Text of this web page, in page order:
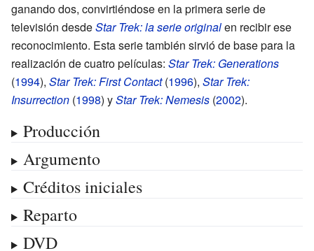
ganando dos, convirtiéndose en la primera serie de
televisión desdeStar Trek: la serie originalen recibir ese
reconocimiento. Esta serie también sirvió de base para la
realización de cuatro películas: Star Trek: Generations
(1994), Star Trek: First Contact(1996), Star Trek:
Insurrection (1998) yStar Trek: Nemesis (2002).
Producción
Argumento
Créditos iniciales
Reparto
DVD